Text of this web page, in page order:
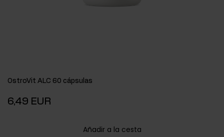
OstroVit ALC 60 cápsulas
6,49 EUR
Añadir a la cesta